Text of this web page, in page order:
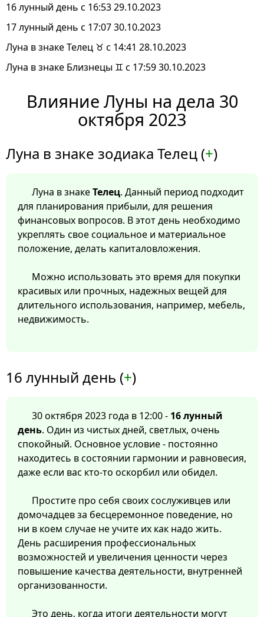
16 лунный день с 16:53 29.10.2023
17 лунный день с 17:07 30.10.2023
Луна в знаке Телец ♉ с 14:41 28.10.2023
Луна в знаке Близнецы ♊ с 17:59 30.10.2023
Влияние Луны на дела 30
октября 2023
Луна в знаке зодиака Телец (+)
Луна в знакеТелец. Данный период подходит
для планирования прибыли, для решения
финансовых вопросов. В этот день необходимо
укреплять свое социальное и материальное
положение, делать капиталовложения.
Можно использовать это время для покупки
красивых или прочных, надежных вещей для
длительного использования, например, мебель,
недвижимость.
16 лунный день (+)
30 октября 2023 года в 12:00 - 16 лунный
день. Один из чистых дней, светлых, очень
спокойный. Основное условие - постоянно
находитесь в состоянии гармонии и равновесия,
даже если вас кто-то оскорбил или обидел.
Простите про себя своих сослуживцев или
домочадцев за бесцеремонное поведение, но
ни в коем случае не учите их как надо жить.
День расширения профессиональных
возможностей и увеличения ценности через
повышение качества деятельности, внутренней
организованности.
Это день, когда итоги деятельности могут